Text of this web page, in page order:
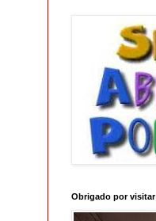
Obrigado por visitar